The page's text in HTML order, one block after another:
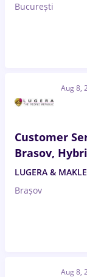
București
Aug 8,
Customer
Brasov,
LUGERA &
Brașov
Aug 8,